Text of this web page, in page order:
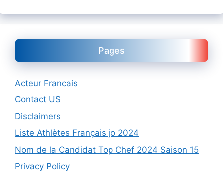
Pages
Acteur Francais
Contact US
Disclaimers
Liste Athlètes Français jo 2024
Nom de la Candidat Top Chef 2024 Saison 15
Privacy Policy